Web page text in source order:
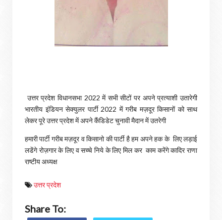
उत्तर प्रदेश विधानसभा 2022 में सभी सीटों पर अपने प्रत्याशी उतारेगी
भारतीय इंडियन सेक्युलर पार्टी 2022 में गरीब मज़दूर किसानों को साथ
लेकर पूरे उत्तर प्रदेश में अपने कैंडिडेट चुनावी मैदान में उतरेगी
हमारी पार्टी गरीब मज़दूर व किसानो की पार्टी है हम अपने हक के लिए लड़ाई
लडेंगे रोज़गार के लिए व सच्चे निये के लिए मिल कर काम करेंगे कादिर राणा
राष्टीय अध्यक्ष
उत्तर प्रदेश
Share To: